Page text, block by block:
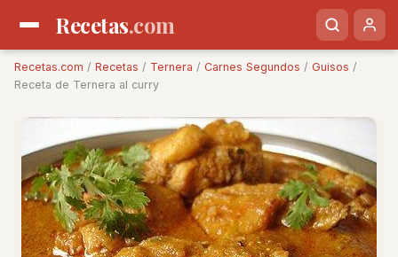
Recetas.com
Recetas.com / Recetas / Ternera / Carnes Segundos / Guisos /
Receta de Ternera al curry